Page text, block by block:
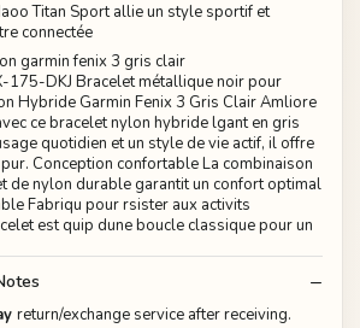
Titan Sport allie un style sportif et
connectée
garmin fenix 3 gris clair
DKJ Bracelet métallique noir pour
Hybride Garmin Fenix 3 Gris Clair Amliore
ce bracelet nylon hybride lgant en gris
quotidien et un style de vie actif, il offre
Conception confortable La combinaison
de nylon durable garantit un confort optimal
Fabriqu pour rsister aux activits
est quip dune boucle classique pour un
return/exchange service after receiving.